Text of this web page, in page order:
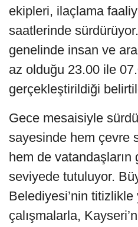
ekipleri, ilaçlama
saatlerinde
genelinde insan ve
az olduğu 23.00 ile
gerçekleştirildiği
Gece mesaisiyle
sayesinde hem çevre
hem de
seviyede tutuluyor.
Belediyesi’nin titizlikle
çalışmalarla,